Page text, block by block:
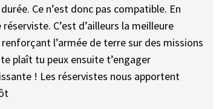
Ce n’est donc pas compatible. En
C’est d’ailleurs la meilleure
l’armée de terre sur des missions
plaît tu peux ensuite t’engager
! Les réservistes nous apportent